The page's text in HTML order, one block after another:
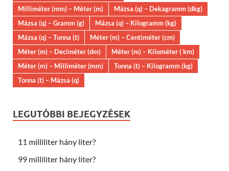
Milliméter (mm) – Méter (m)
Mázsa (q) – Dekagramm (dkg)
Mázsa (q) – Gramm (g)
Mázsa (q) – Kilogramm (kg)
Mázsa (q) – Tonna (t)
Méter (m) – Centiméter (cm)
Méter (m) – Deciméter (dm)
Méter (m) – Kilométer ( km)
Méter (m) – Milliméter (mm)
Tonna (t) – Kilogramm (kg)
Tonna (t) – Mázsa (q)
LEGUTÓBBI BEJEGYZÉSEK
11 milliliter hány liter?
99 milliliter hány liter?